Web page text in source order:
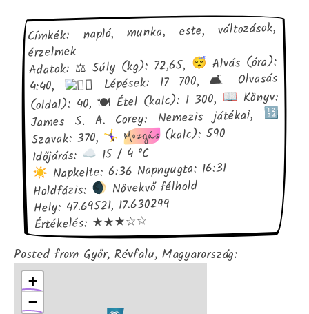
Címkék: napló, munka, este, változások,
érzelmek
Adatok: ⚖ Súly (kg): 72,65, Alvás (óra):
4:40, Lépések: 17 700, 🛋 Olvasás
(oldal): 40, 🍽 Étel (kalc): 1 300, Könyv:
James S. A. Corey: Nemezis játékai,
Szavak: 370, Mozgás(kalc): 590
Időjárás: 15 / 4 °C
Napkelte: 6:36 Napnyugta: 16:31
Holdfázis: Növekvő félhold
Hely: 47.69521, 17.630299
Értékelés: ★★★☆☆
Posted from Győr, Révfalu, Magyarország:
+
−